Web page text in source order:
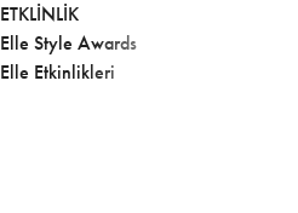
ETKLINLIK
Elle Style Awards
Elle Etkinlikleri